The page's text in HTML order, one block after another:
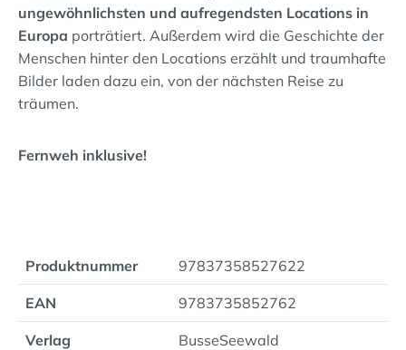
ungewöhnlichsten und aufregendsten Locations in
Europa porträtiert. Außerdem wird die Geschichte der
Menschen hinter den Locations erzählt und traumhafte
Bilder laden dazu ein, von der nächsten Reise zu
träumen.
Fernweh inklusive!
Produktnummer 97837358527622
EAN 9783735852762
Verlag BusseSeewald